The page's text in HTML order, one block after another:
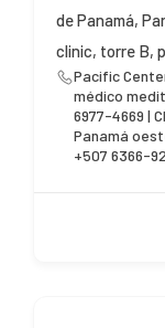
de Panamá,
clinic, torre B,
Pacific
médico
6977-4669 |
Panamá
+507 6366-